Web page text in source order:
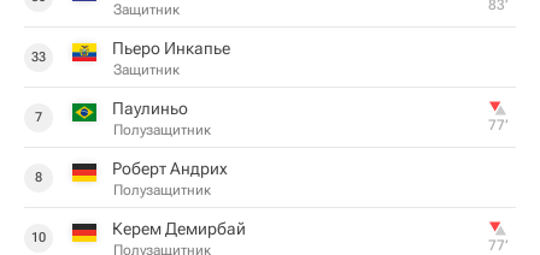
Защитник 83‎’‎
33 Пьеро Инкапье
Защитник
7 Паулиньо
Полузащитник 77‎’‎
8 Роберт Андрих
Полузащитник
10 Керем Демирбай
Полузащитник 77‎’‎